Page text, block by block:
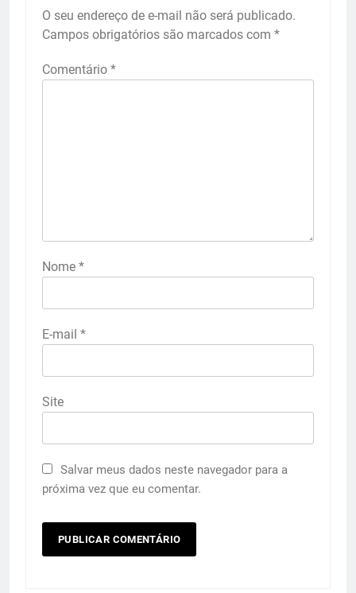
O seu endereço de e-mail não será publicado.
Campos obrigatórios são marcados com *
Comentário *
Nome *
E-mail *
Site
Salvar meus dados neste navegador para a
próxima vez que eu comentar.